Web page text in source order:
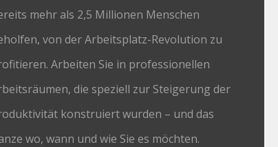
mehr als 2,5 Millionen Menschen
von der Arbeitsplatz-Revolution zu
Arbeiten Sie in professionellen
die speziell zur Steigerung der
konstruiert wurden – und das
wo, wann und wie Sie es möchten.